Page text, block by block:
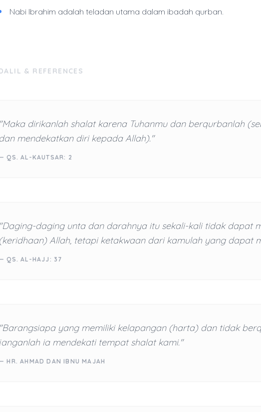
Nabi Ibrahim adalah teladan utama dalam ibadah qurban.
& REFERENCES
"Maka dirikanlah shalat karena Tuhanmu dan berqurbanlah
dan mendekatkan diri kepada Allah)."
QS. AL-KAUTSAR: 2
"Daging-daging unta dan darahnya itu sekali-kali tidak dapat
(keridhaan) Allah, tetapi ketakwaan dari kamulah yang dapat
QS. AL-HAJJ: 37
"Barangsiapa yang memiliki kelapangan (harta) dan tidak
ia mendekati tempat shalat kami."
HR. AHMAD DAN IBNU MAJAH